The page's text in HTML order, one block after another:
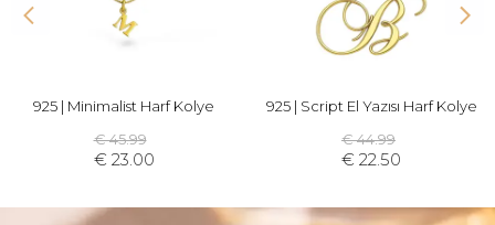
925 | Minimalist Harf Kolye
€ 45.99
€ 23.00
925 | Script El Yazısı Harf Kolye
€ 44.99
€ 22.50